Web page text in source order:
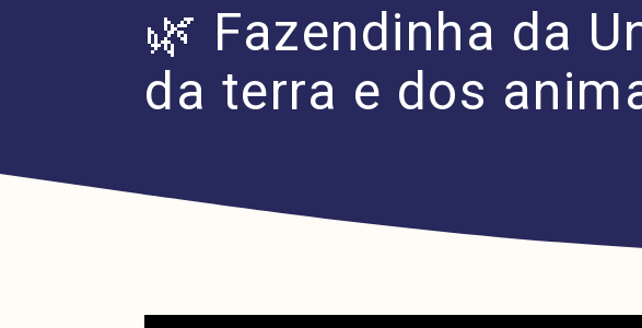
🌿 Fazendinha da
da terra e dos